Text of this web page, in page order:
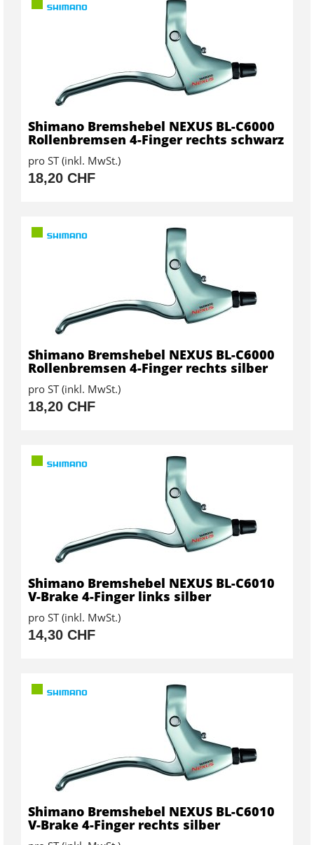
Shimano Bremshebel NEXUS BL-C6000
Rollenbremsen 4-Finger rechts schwarz
pro ST (inkl. MwSt.)
18,20 CHF
Shimano Bremshebel NEXUS BL-C6000
Rollenbremsen 4-Finger rechts silber
pro ST (inkl. MwSt.)
18,20 CHF
Shimano Bremshebel NEXUS BL-C6010
V-Brake 4-Finger links silber
pro ST (inkl. MwSt.)
14,30 CHF
Shimano Bremshebel NEXUS BL-C6010
V-Brake 4-Finger rechts silber